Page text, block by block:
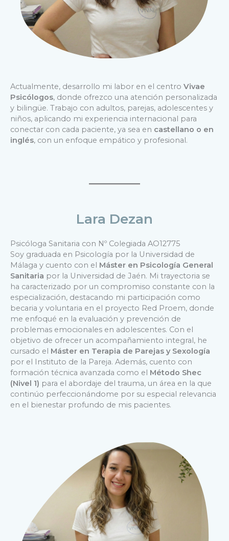
Actualmente, desarrollo mi labor en el centro Vivae
Psicólogos, donde ofrezco una atención personalizada
y bilingüe. Trabajo con adultos, parejas, adolescentes y
niños, aplicando mi experiencia internacional para
conectar con cada paciente, ya sea en castellano o en
inglés, con un enfoque empático y profesional.
Lara Dezan
Psicóloga Sanitaria con Nº Colegiada AO12775
Soy graduada en Psicología por la Universidad de
Málaga y cuento con el Máster en Psicología General
Sanitaria por la Universidad de Jaén. Mi trayectoria se
ha caracterizado por un compromiso constante con la
especialización, destacando mi participación como
becaria y voluntaria en el proyecto Red Proem, donde
me enfoqué en la evaluación y prevención de
problemas emocionales en adolescentes. Con el
objetivo de ofrecer un acompañamiento integral, he
cursado el Máster en Terapia de Parejas y Sexología
por el Instituto de la Pareja. Además, cuento con
formación técnica avanzada como el Método Shec
(Nivel 1) para el abordaje del trauma, un área en la que
continúo perfeccionándome por su especial relevancia
en el bienestar profundo de mis pacientes.